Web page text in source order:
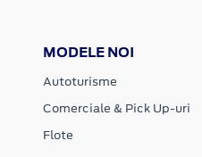
MODELE NOI
Autoturisme
Comerciale & Pick Up-uri
Flote